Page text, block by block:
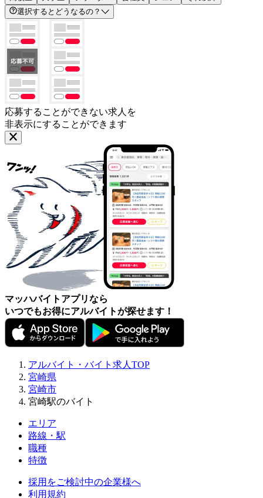
選択するとどうなるの？
応募することができない求人を
非表示にすることができます
マッハバイトアプリなら
いつでもお得にアルバイトが探せます！
アルバイト・バイト求人TOP
宮崎県
宮崎市
宮崎駅のバイト
エリア
路線・駅
職種
特徴
採用をご検討中の企業様へ
利用規約